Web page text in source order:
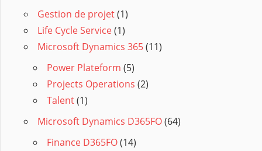
Gestion de projet(1)
Life Cycle Service(1)
Microsoft Dynamics 365(11)
Power Plateform (5)
Projects Operations (2)
Talent(1)
Microsoft Dynamics D365FO(64)
Finance D365FO(14)